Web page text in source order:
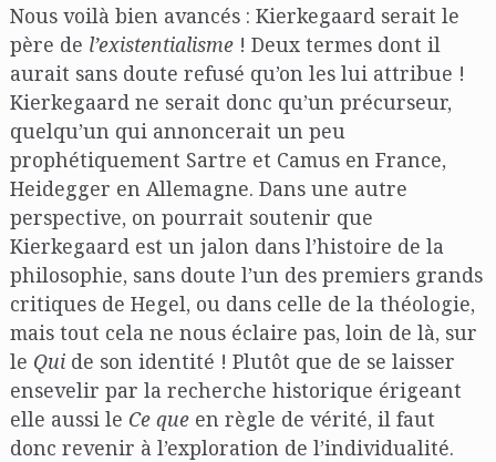
Nous voilà bien avancés : Kierkegaard serait le
père de l’existentialisme ! Deux termes dont il
aurait sans doute refusé qu’on les lui attribue !
Kierkegaard ne serait donc qu’un précurseur,
quelqu’un qui annoncerait un peu
prophétiquement Sartre et Camus en France,
Heidegger en Allemagne. Dans une autre
perspective, on pourrait soutenir que
Kierkegaard est un jalon dans l’histoire de la
philosophie, sans doute l’un des premiers grands
critiques de Hegel, ou dans celle de la théologie,
mais tout cela ne nous éclaire pas, loin de là, sur
le Quide son identité ! Plutôt que de se laisser
ensevelir par la recherche historique érigeant
elle aussi le Ce queen règle de vérité, il faut
donc revenir à l’exploration de l’individualité.